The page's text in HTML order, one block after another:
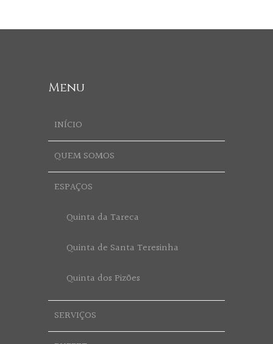
Menu
INÍCIO
QUEM SOMOS
ESPAÇOS
Quinta da Tareca
Quinta de Santa Teresinha
Quinta dos Pizões
SERVIÇOS